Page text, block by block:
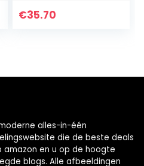
€35.70
alles-in-één
die de beste deals
amazon en u op de hoogte
blogs. Alle afbeeldingen